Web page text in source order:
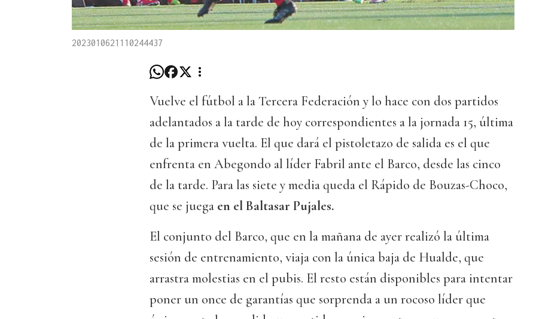
2023010621110244437
Vuelve el fútbol a la Tercera Federación y lo hace con dos partidos
adelantados a la tarde de hoy correspondientes a la jornada 15, última
de la primera vuelta. El que dará el pistoletazo de salida es el que
enfrenta en Abegondo al líder Fabril ante el Barco, desde las cinco
de la tarde. Para las siete y media queda el Rápido de Bouzas-Choco,
que se juega en el Baltasar Pujales.
El conjunto del Barco, que en la mañana de ayer realizó la última
sesión de entrenamiento, viaja con la única baja de Hualde, que
arrastra molestias en el pubis. El resto están disponibles para intentar
poner un once de garantías que sorprenda a un rocoso líder que